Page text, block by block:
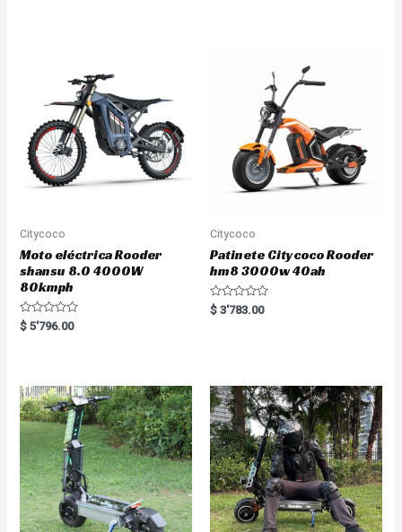
Citycoco
Moto eléctrica Rooder
shansu 8.0 4000W
80kmph
R
a
o
u
t
o
f
$ 5'796.00
Citycoco
Patinete Citycoco Rooder
hm8 3000w 40ah
R
a
t
o
f
5
$ 3'783.00